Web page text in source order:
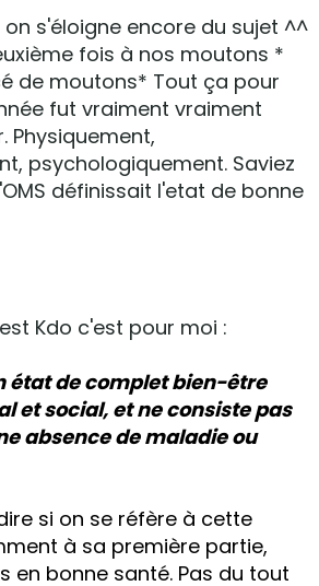
on s'éloigne encore du sujet ^^
fois à nos moutons *
de moutons* Tout ça pour
fut vraiment vraiment
Physiquement,
psychologiquement. Saviez
définissait l'etat de bonne
Kdo c'est pour moi :
état de complet bien-être
et social, et ne consiste pas
absence de maladie ou
si on se réfère à cette
à sa première partie,
en bonne santé. Pas du tout